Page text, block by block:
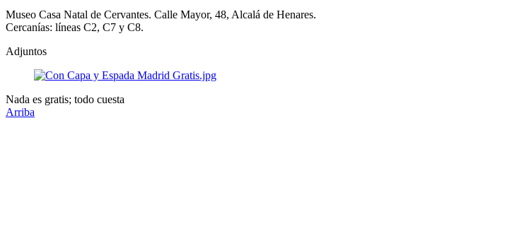
Museo Casa Natal de Cervantes. Calle Mayor, 48, Alcalá de Henares.
Cercanías: líneas C2, C7 y C8.
Adjuntos
Nada es gratis; todo cuesta
Arriba